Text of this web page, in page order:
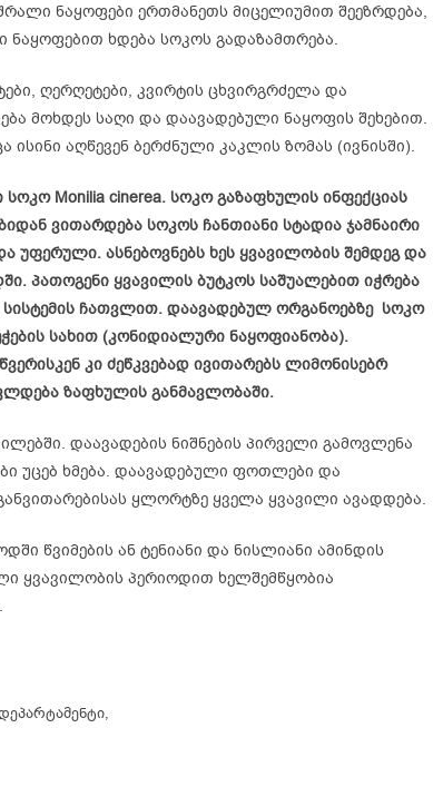
ნაყოფები ერთმანეთს მიცელიუმით შეეზრდება,
ნაყოფებით ხდება სოკოს გადაზამთრება.
ღერღეტები, კვირტის ცხვირგრძელა და
მოხდეს საღი და დაავადებული ნაყოფის შეხებით.
ისინი აღწევენ ბერძნული კაკლის ზომას (ივნისში).
Monilia cinerea. სოკო გაზაფხულის ინფექციას
ვითარდება სოკოს ჩანთიანი სტადია ჯამნაირი
უფერული. ასნებოვნებს ხეს ყვავილობის შემდეგ და
პათოგენი ყვავილის ბუტკოს საშუალებით იჭრება
ჩათვლით. დაავადებულ ორგანოებზე სოკო
სახით (კონიდიალური ნაყოფიანობა).
კი ძეწკვებად ივითარებს ლიმონისებრ
ზაფხულის განმავლობაში.
დაავადების ნიშნების პირველი გამოვლენა
უცებ ხმება. დაავადებული ფოთლები და
ყლორტზე ყველა ყვავილი ავადდება.
წვიმების ან ტენიანი და ნისლიანი ამინდის
ყვავილობის პერიოდით ხელშემწყობია